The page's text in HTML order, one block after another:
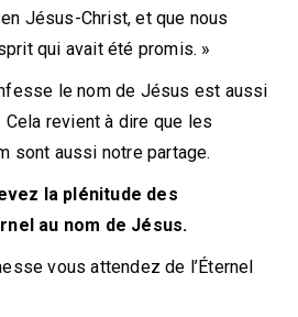
Jésus-Christ, et que nous
qui avait été promis. »
le nom de Jésus est aussi
Cela revient à dire que les
sont aussi notre partage.
la plénitude des
au nom de Jésus.
vous attendez de l’Éternel